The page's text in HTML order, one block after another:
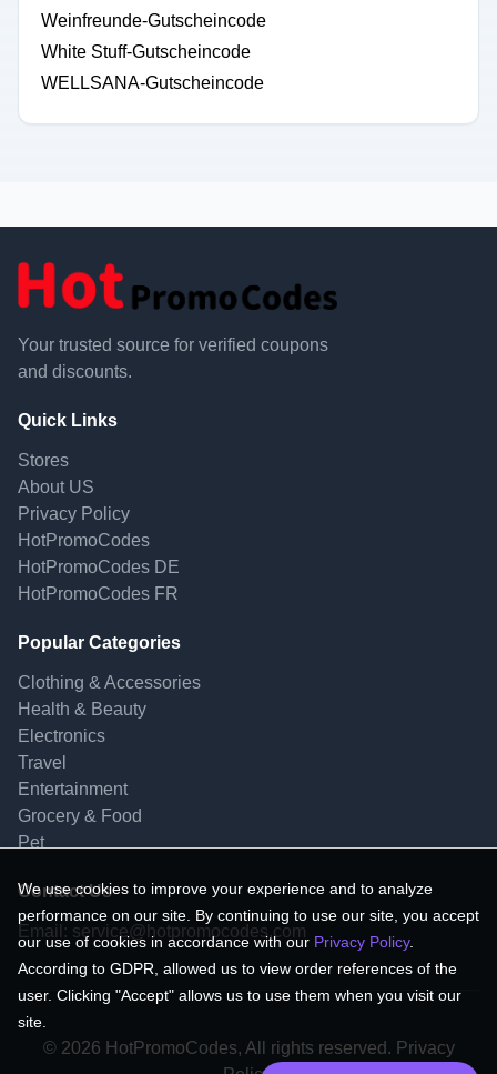
Weinfreunde-Gutscheincode
White Stuff-Gutscheincode
WELLSANA-Gutscheincode
Your trusted source for verified coupons
and discounts.
Quick Links
Stores
About US
Privacy Policy
HotPromoCodes
HotPromoCodes DE
HotPromoCodes FR
Popular Categories
Clothing & Accessories
Health & Beauty
Electronics
Travel
Entertainment
Grocery & Food
Pet
Contact Us
Email: service@hotpromocodes.com
© 2026 HotPromoCodes, All rights reserved. Privacy
We use cookies to improve your experience and to analyze
performance on our site. By continuing to use our site, you accept
our use of cookies in accordance with our Privacy Policy.
According to GDPR, allowed us to view order references of the
user. Clicking "Accept" allows us to use them when you visit our
site.